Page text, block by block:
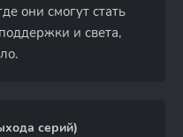
они смогут стать
и света,
серий)